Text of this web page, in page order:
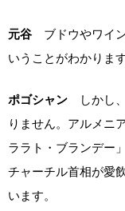
元谷 ブドウやワイ
いうことがわかります
ポゴシャン しかし
りません。アルメニ
ララト・ブランデー
チャーチル首相が愛
います。